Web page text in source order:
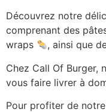
Découvrez notre
comprenant des
wraps
, ainsi que
Chez Call Of Burger,
vous faire livrer à
Pour profiter de